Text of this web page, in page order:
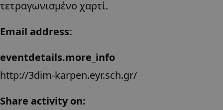
τετραγωνισμένο χαρτί.
Email address:
eventdetails.more_info
http://3dim-karpen.eyr.sch.gr/
Share activity on: